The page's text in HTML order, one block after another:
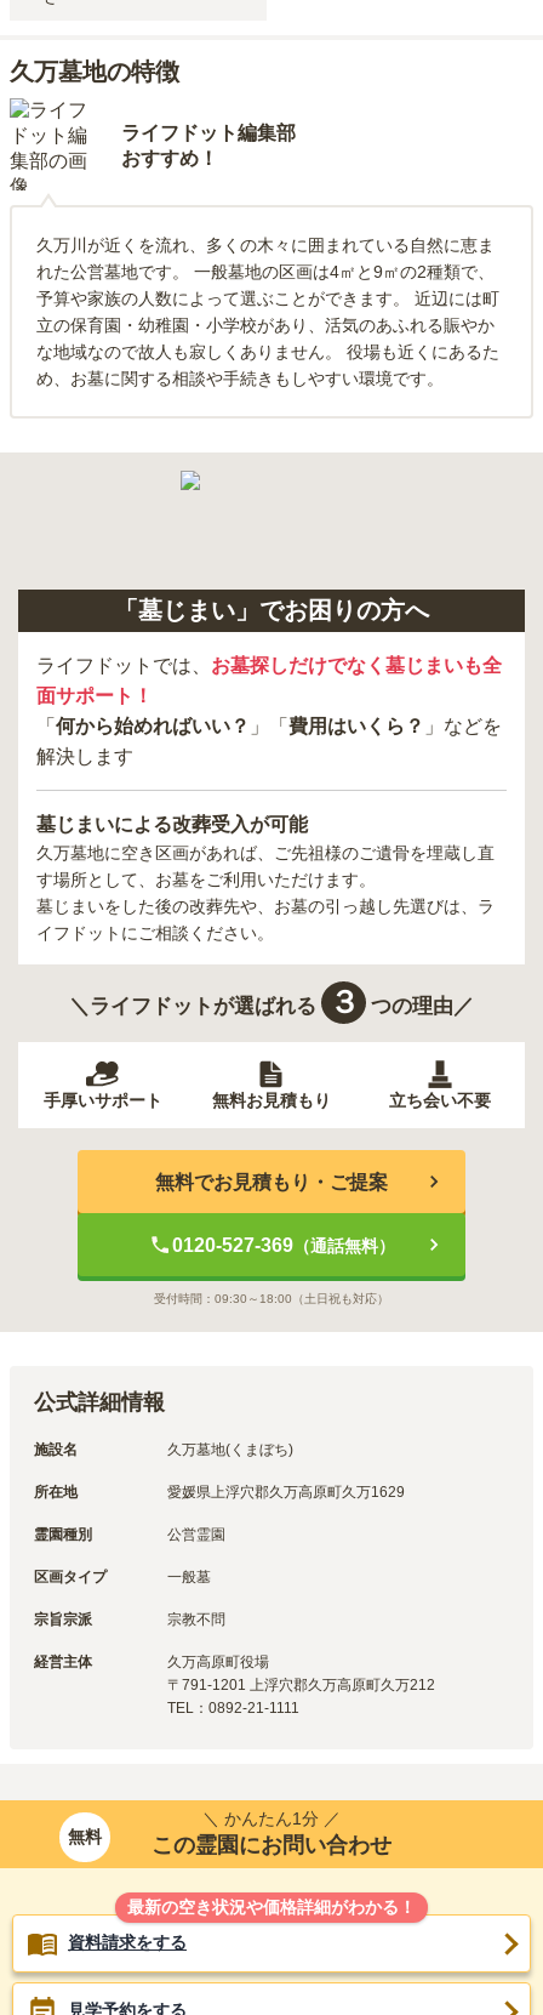
久万墓地の特徴
ライフドット編集部
おすすめ！
久万川が近くを流れ、多くの木々に囲まれている自然に恵ま
れた公営墓地です。 一般墓地の区画は4㎡と9㎡の2種類で、
予算や家族の人数によって選ぶことができます。 近辺には町
立の保育園・幼稚園・小学校があり、活気のあふれる賑やか
な地域なので故人も寂しくありません。 役場も近くにあるた
め、お墓に関する相談や手続きもしやすい環境です。
「墓じまい」でお困りの方へ
ライフドットでは、 お墓探しだけでなく墓じまいも全
面サポート！
「 何から始めればいい？ 」「 費用はいくら？ 」などを
解決します
墓じまいによる改葬受入が可能
久万墓地に空き区画があれば、ご先祖様のご遺骨を埋蔵し直
す場所として、お墓をご利用いただけます。
墓じまいをした後の改葬先や、お墓の引っ越し先選びは、ラ
イフドットにご相談ください。
＼ライフドットが選ばれる ３ つの理由／
手厚いサポート 無料お見積もり 立ち会い不要
無料でお見積もり・ご提案
0120-527-369（通話無料）
受付時間： 09:30～18:00 （土日祝も対応）
公式詳細情報
施設名 久万墓地(くまぼち)
所在地 愛媛県上浮穴郡久万高原町久万1629
霊園種別 公営霊園
区画タイプ 一般墓
宗旨宗派 宗教不問
経営主体 久万高原町役場
〒 791-1201 上浮穴郡久万高原町久万212
TEL： 0892-21-1111
無料
＼ かんたん1分 ／
この霊園にお問い合わせ
最新の空き状況や価格詳細がわかる！
資料請求をする
見学予約をする